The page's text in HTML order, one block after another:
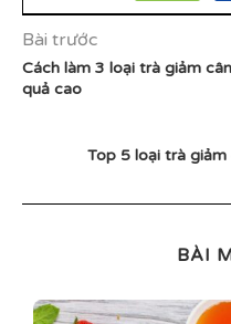
Bài trước
Cách làm 3 loại trà giảm
quả cao
Top 5 loại trà
BÀI